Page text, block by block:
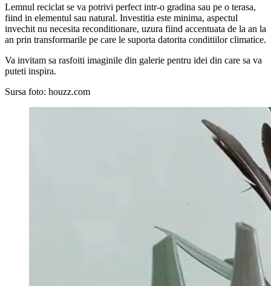
Lemnul reciclat se va potrivi perfect intr-o gradina sau pe o terasa,
fiind in elementul sau natural. Investitia este minima, aspectul
invechit nu necesita reconditionare, uzura fiind accentuata de la an la
an prin transformarile pe care le suporta datorita conditiilor climatice.
Va invitam sa rasfoiti imaginile din galerie pentru idei din care sa va
puteti inspira.
Sursa foto: houzz.com